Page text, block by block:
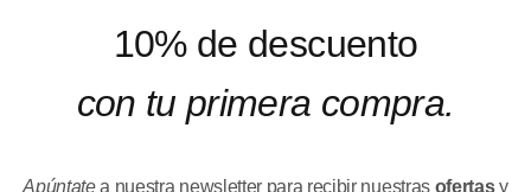
10% de descuento
con tu primera compra.
Apúntatea nuestra newsletter para recibir nuestras ofertasy